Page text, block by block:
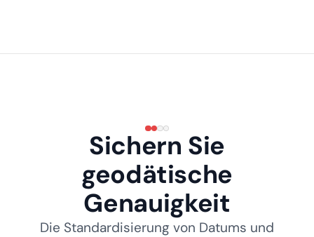
Sichern Sie
geodätische
Genauigkeit
Die Standardisierung von Datums und